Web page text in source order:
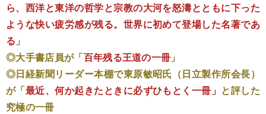
ら、西洋と東洋の哲学と宗教の大河を怒濤とともに下った
ような快い疲労感が残る。世界に初めて登場した名著であ
る 」
◎大手書店員が「百年残る王道の一冊 」
◎日経新聞リーダー本棚で東原敏昭氏（日立製作所会長）
が「最近、何か起きたときに必ずひもとく一冊」 と評した
究極の一冊